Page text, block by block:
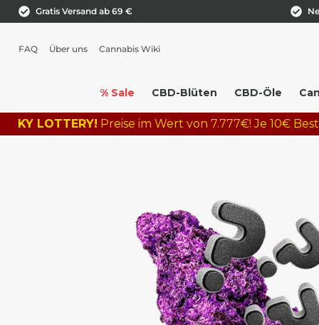
Gratis Versand ab 69 €
FAQ Über uns Cannabis Wiki
% Sale CBD-Blüten CBD-Öle
Preise im Wert von 7.777€! Je 10€